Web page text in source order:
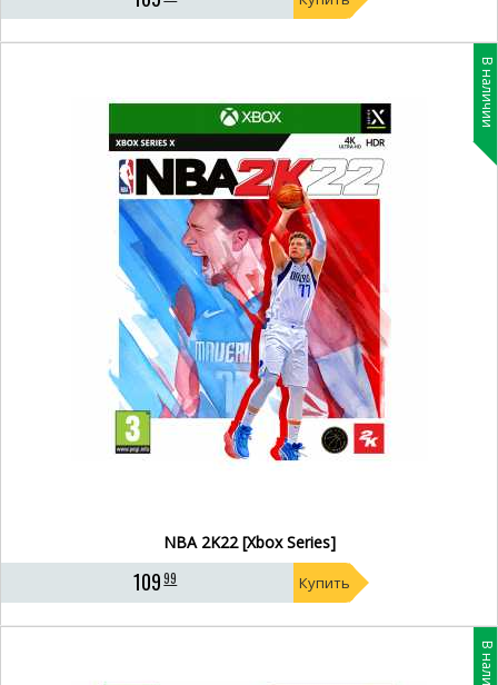
В наличии
NBA 2K22 [Xbox Series]
10999 Купить